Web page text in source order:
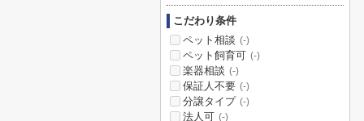
こだわり条件
ペット相談 (-)
ペット飼育可 (-)
楽器相談 (-)
保証人不要 (-)
分譲タイプ (-)
法人可 (-)